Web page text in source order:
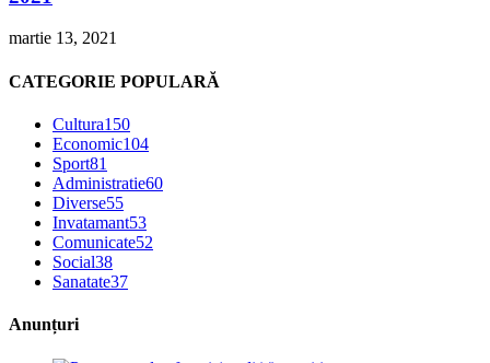
martie 13, 2021
CATEGORIE POPULARĂ
Cultura150
Economic104
Sport81
Administratie60
Diverse55
Invatamant53
Comunicate52
Social38
Sanatate37
Anunțuri